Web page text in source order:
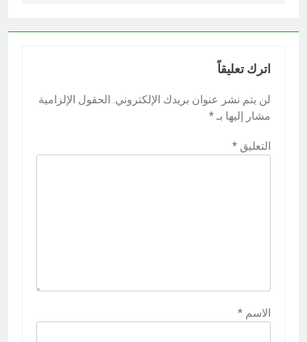
اترك تعليقاً
لن يتم نشر عنوان بريدك الإلكتروني. الحقول الإلزامية
مشار إليها بـ *
التعليق *
الاسم *